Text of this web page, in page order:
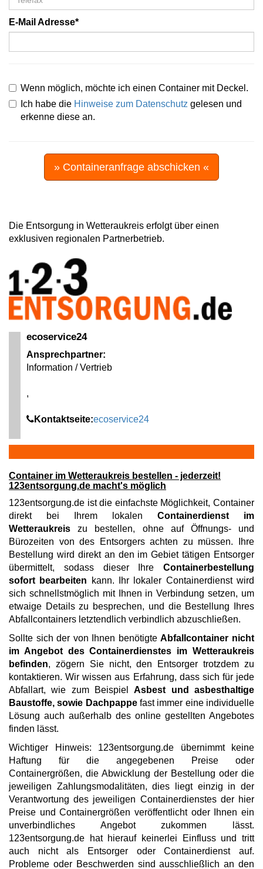
E-Mail Adresse*
Wenn möglich, möchte ich einen Container mit Deckel.
Ich habe die Hinweise zum Datenschutz gelesen und
erkenne diese an.
» Containeranfrage abschicken «
Die Entsorgung in Wetteraukreis erfolgt über einen
exklusiven regionalen Partnerbetrieb.
ecoservice24
Ansprechpartner:
Information / Vertrieb
,
Kontaktseite:ecoservice24
Container im Wetteraukreis bestellen - jederzeit!
123entsorgung.de macht's möglich
123entsorgung.de ist die einfachste Möglichkeit, Container
direkt bei Ihrem lokalen Containerdienst im
Wetteraukreis zu bestellen, ohne auf Öffnungs- und
Bürozeiten von des Entsorgers achten zu müssen. Ihre
Bestellung wird direkt an den im Gebiet tätigen Entsorger
übermittelt, sodass dieser Ihre Containerbestellung
sofort bearbeiten kann. Ihr lokaler Containerdienst wird
sich schnellstmöglich mit Ihnen in Verbindung setzen, um
etwaige Details zu besprechen, und die Bestellung Ihres
Abfallcontainers letztendlich verbindlich abzuschließen.
Sollte sich der von Ihnen benötigteAbfallcontainer nicht
im Angebot des Containerdienstes im Wetteraukreis
befinden, zögern Sie nicht, den Entsorger trotzdem zu
kontaktieren. Wir wissen aus Erfahrung, dass sich für jede
Abfallart, wie zum BeispielAsbest und asbesthaltige
Baustoffe, sowie Dachpappefast immer eine individuelle
Lösung auch außerhalb des online gestellten Angebotes
finden lässt.
Wichtiger Hinweis: 123entsorgung.de übernimmt keine
Haftung für die angegebenen Preise oder
Containergrößen, die Abwicklung der Bestellung oder die
jeweiligen Zahlungsmodalitäten, dies liegt einzig in der
Verantwortung des jeweiligen Containerdienstes der hier
Preise und Containergrößen veröffentlicht oder Ihnen ein
unverbindliches Angebot zukommen lässt.
123entsorgung.de hat hierauf keinerlei Einfluss und tritt
auch nicht als Entsorger oder Containerdienst auf.
Probleme oder Beschwerden sind ausschließlich an den